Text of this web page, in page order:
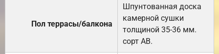
Пол террасы/балкона
Шпунтованная доска
камерной сушки
толщиной 35-36 мм.
сорт АВ.